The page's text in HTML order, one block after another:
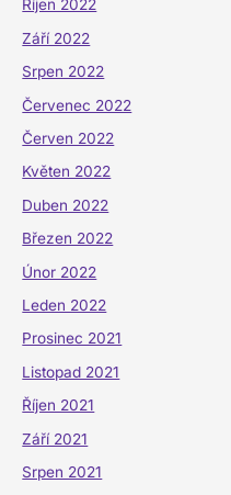
Říjen 2022
Září 2022
Srpen 2022
Červenec 2022
Červen 2022
Květen 2022
Duben 2022
Březen 2022
Únor 2022
Leden 2022
Prosinec 2021
Listopad 2021
Říjen 2021
Září 2021
Srpen 2021